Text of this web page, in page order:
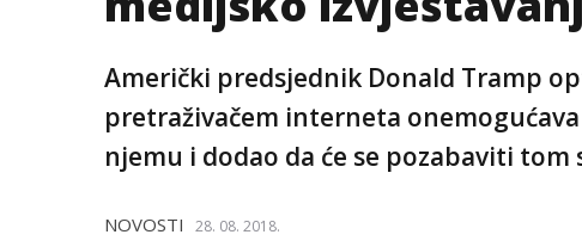
Američki predsjednik Donald Tramp
pretraživačem interneta
njemu i dodao da će se pozabaviti tom
NOVOSTI 28. 08. 2018.